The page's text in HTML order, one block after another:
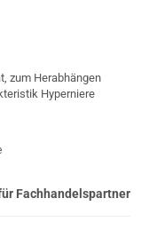
zum Herabhängen
Hyperniere
Fachhandelspartner